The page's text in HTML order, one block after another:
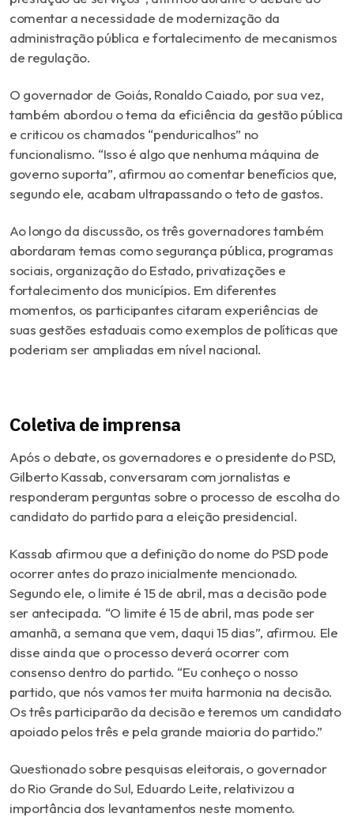
comentar a necessidade de modernização da
administração pública e fortalecimento de mecanismos
de regulação.
O governador de Goiás, Ronaldo Caiado, por sua vez,
também abordou o tema da eficiência da gestão pública
e criticou os chamados “penduricalhos” no
funcionalismo. “Isso é algo que nenhuma máquina de
governo suporta”, afirmou ao comentar benefícios que,
segundo ele, acabam ultrapassando o teto de gastos.
Ao longo da discussão, os três governadores também
abordaram temas como segurança pública, programas
sociais, organização do Estado, privatizações e
fortalecimento dos municípios. Em diferentes
momentos, os participantes citaram experiências de
suas gestões estaduais como exemplos de políticas que
poderiam ser ampliadas em nível nacional.
Coletiva de imprensa
Após o debate, os governadores e o presidente do PSD,
Gilberto Kassab, conversaram com jornalistas e
responderam perguntas sobre o processo de escolha do
candidato do partido para a eleição presidencial.
Kassab afirmou que a definição do nome do PSD pode
ocorrer antes do prazo inicialmente mencionado.
Segundo ele, o limite é 15 de abril, mas a decisão pode
ser antecipada. “O limite é 15 de abril, mas pode ser
amanhã, a semana que vem, daqui 15 dias”, afirmou. Ele
disse ainda que o processo deverá ocorrer com
consenso dentro do partido. “Eu conheço o nosso
partido, que nós vamos ter muita harmonia na decisão.
Os três participarão da decisão e teremos um candidato
apoiado pelos três e pela grande maioria do partido.”
Questionado sobre pesquisas eleitorais, o governador
do Rio Grande do Sul, Eduardo Leite, relativizou a
importância dos levantamentos neste momento.